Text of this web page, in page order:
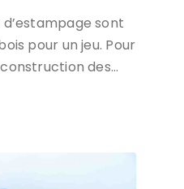
d’estampage sont
pour un jeu. Pour
des…